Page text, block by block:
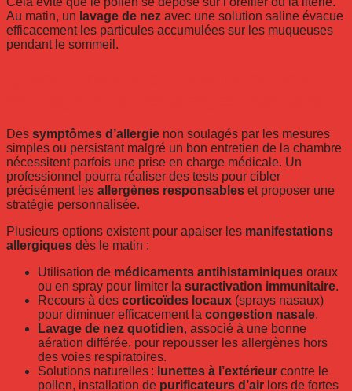
Au matin, un lavage de nez avec une solution saline évacue
efficacement les particules accumulées sur les muqueuses
pendant le sommeil.
Des symptômes d’allergie non soulagés par les mesures
simples ou persistant malgré un bon entretien de la chambre
nécessitent parfois une prise en charge médicale. Un
professionnel pourra réaliser des tests pour cibler
précisément les allergènes responsables et proposer une
stratégie personnalisée.
Plusieurs options existent pour apaiser les manifestations
allergiques dès le matin :
Utilisation de médicaments antihistaminiques oraux
ou en spray pour limiter la suractivation immunitaire.
Recours à des corticoïdes locaux (sprays nasaux)
pour diminuer efficacement la congestion nasale.
Lavage de nez quotidien, associé à une bonne
aération différée, pour repousser les allergènes hors
des voies respiratoires.
Solutions naturelles : lunettes à l’extérieur contre le
pollen, installation de purificateurs d’air lors de fortes